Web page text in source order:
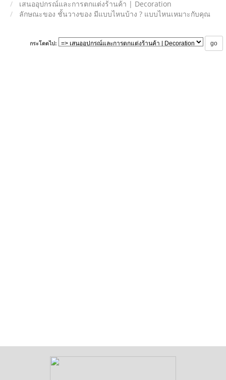
เสนออุปกรณ์และการตกแต่งร้านค้า | Decoration
ลักษณะของ ชั้นวางของ มีแบบไหนบ้าง ? แบบไหนเหมาะกับคุณ
กระโดดไป: